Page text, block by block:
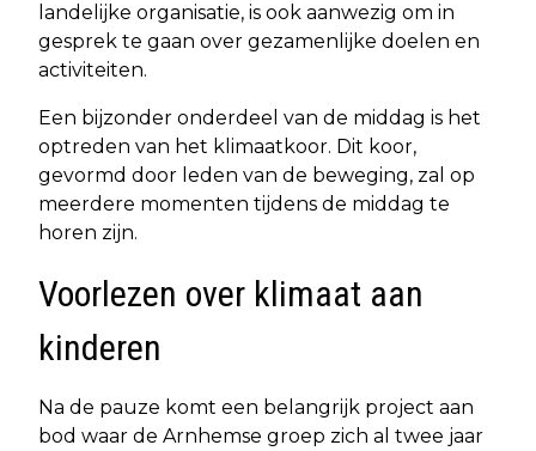
landelijke organisatie, is ook aanwezig om in
gesprek te gaan over gezamenlijke doelen en
activiteiten.
Een bijzonder onderdeel van de middag is het
optreden van het klimaatkoor. Dit koor,
gevormd door leden van de beweging, zal op
meerdere momenten tijdens de middag te
horen zijn.
Voorlezen over klimaat aan
kinderen
Na de pauze komt een belangrijk project aan
bod waar de Arnhemse groep zich al twee jaar